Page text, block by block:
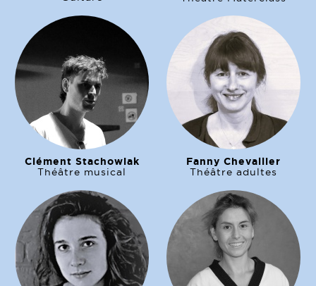
Clément Stachowiak
Théâtre musical
Fanny Chevallier
Théâtre adultes